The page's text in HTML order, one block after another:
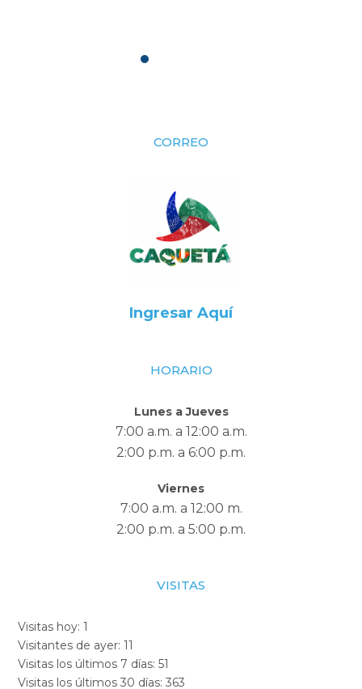
CORREO
Ingresar Aquí
HORARIO
Lunes a Jueves
7:00 a.m. a 12:00 a.m.
2:00 p.m. a 6:00 p.m.
Viernes
7:00 a.m. a 12:00 m.
2:00 p.m. a 5:00 p.m.
VISITAS
Visitas hoy:1
Visitantes de ayer:11
Visitas los últimos 7 días:51
Visitas los últimos 30 días:363